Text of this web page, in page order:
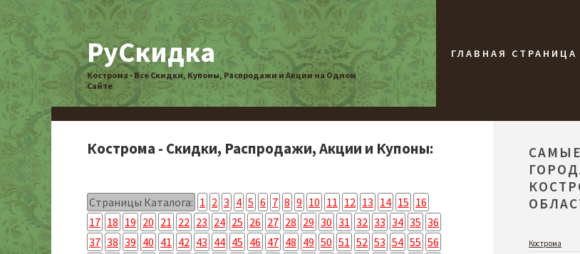
РуСкидка
Кострома - Все Скидки, Купоны, Распродажи и Акции на Одном
Сайте
ГЛАВНАЯ СТРАНИЦА
Кострома - Скидки, Распродажи, Акции и Купоны:
Страницы Каталога: 1 2 3 4 5 6 7 8 9 10 11 12 13 14 15 16
17 18 19 20 21 22 23 24 25 26 27 28 29 30 31 32 33 34 35 36
37 38 39 40 41 42 43 44 45 46 47 48 49 50 51 52 53 54 55 56
Кострома